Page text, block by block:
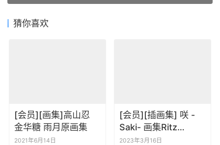
猜你喜欢
[会员][画集]高山忍
金华糖 雨月原画集
2021年6月14日
[会员][插画集] 咲 -
Saki- 画集Ritz
Kobayashi
2023年3月16日